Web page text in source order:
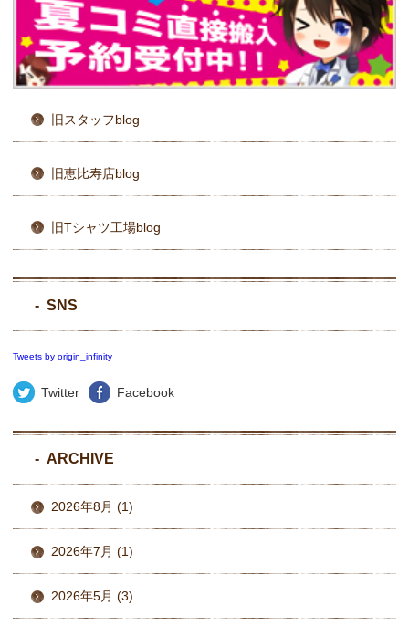
旧スタッフblog
旧恵比寿店blog
旧Tシャツ工場blog
SNS
Tweets by origin_infinity
Twitter Facebook
ARCHIVE
2026年8月 (1)
2026年7月 (1)
2026年5月 (3)